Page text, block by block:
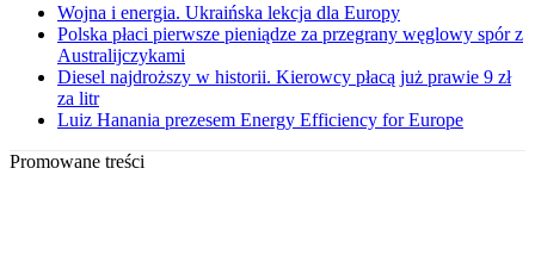
Wojna i energia. Ukraińska lekcja dla Europy
Polska płaci pierwsze pieniądze za przegrany węglowy spór z
Australijczykami
Diesel najdroższy w historii. Kierowcy płacą już prawie 9 zł
za litr
Luiz Hanania prezesem Energy Efficiency for Europe
Promowane treści